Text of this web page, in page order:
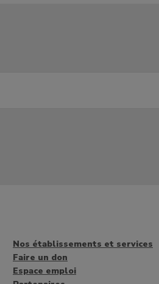
Nos établissements et services
Faire un don
Espace emploi